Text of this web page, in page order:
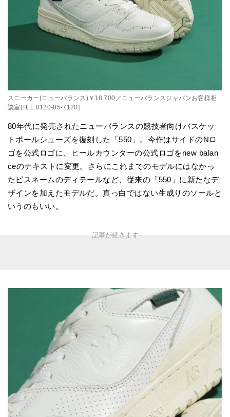
スニーカー(ニューバランス)￥18,700／ニューバランスジャパンお客様相
談室[TEL:0120-85-7120]
80年代に発売されたニューバランスの競技者向けバスケッ
トボールシューズを復刻した「550」。今作はサイドのNロ
ゴを公式ロゴに、ヒールカウンターの公式ロゴをnew balan
ceのテキストに変更。さらにこれまでのモデルにはなかっ
たピスネームのディテールなど、従来の「550」に新たなデ
ザインを加えたモデルだ。真っ白ではない生成りのソールと
いうのもいい。